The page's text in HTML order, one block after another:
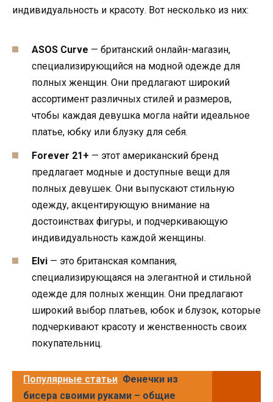
индивидуальность и красоту. Вот несколько из них:
ASOS Curve — британский онлайн-магазин,
специализирующийся на модной одежде для
полных женщин. Они предлагают широкий
ассортимент различных стилей и размеров,
чтобы каждая девушка могла найти идеальное
платье, юбку или блузку для себя.
Forever 21+ — этот американский бренд
предлагает модные и доступные вещи для
полных девушек. Они выпускают стильную
одежду, акцентирующую внимание на
достоинствах фигуры, и подчеркивающую
индивидуальность каждой женщины.
Elvi — это британская компания,
специализирующаяся на элегантной и стильной
одежде для полных женщин. Они предлагают
широкий выбор платьев, юбок и блузок, которые
подчеркивают красоту и женственность своих
покупательниц.
Популярные статьи Фенечки из
бисера своими руками – общие